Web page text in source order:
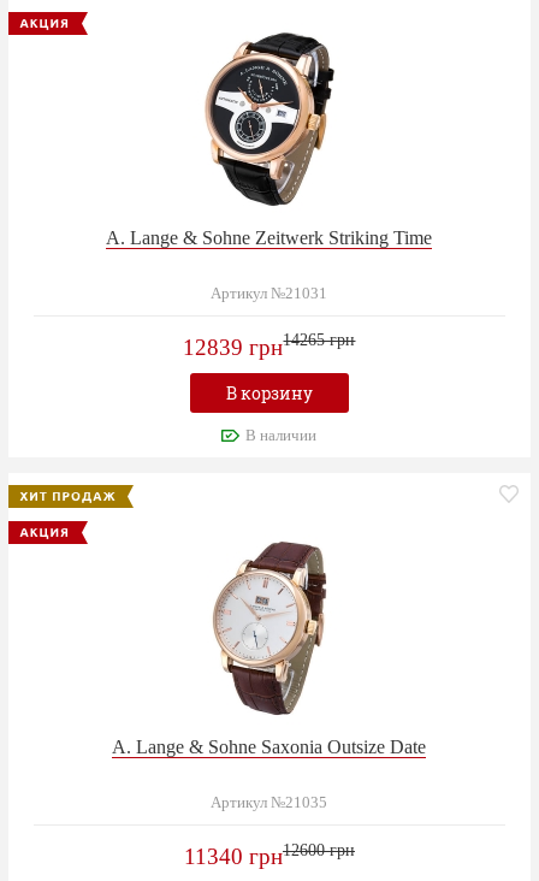
A. Lange & Sohne Zeitwerk Striking Time
Артикул №21031
12839 грн14265 грн
В корзину
В наличии
A. Lange & Sohne Saxonia Outsize Date
Артикул №21035
11340 грн12600 грн